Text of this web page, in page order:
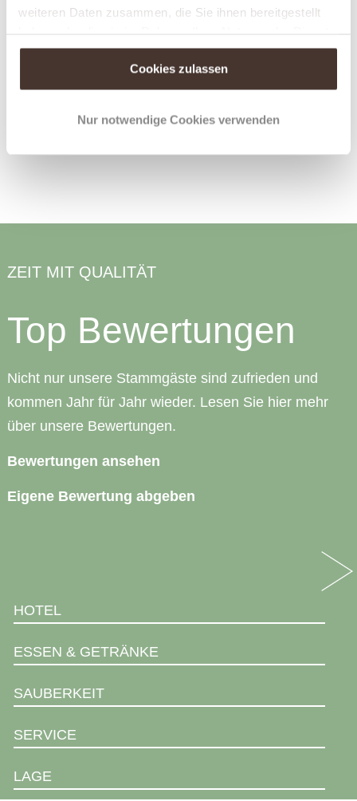
weiteren Daten zusammen, die Sie ihnen bereitgestellt
gesammelt haben.
Cookies zulassen
Nur notwendige Cookies verwenden
ZEIT MIT QUALITÄT
Top Bewertungen
Nicht nur unsere Stammgäste sind zufrieden und
kommen Jahr für Jahr wieder. Lesen Sie hier mehr
über unsere Bewertungen.
Bewertungen ansehen
Eigene Bewertung abgeben
HOTEL
ESSEN & GETRÄNKE
SAUBERKEIT
SERVICE
LAGE